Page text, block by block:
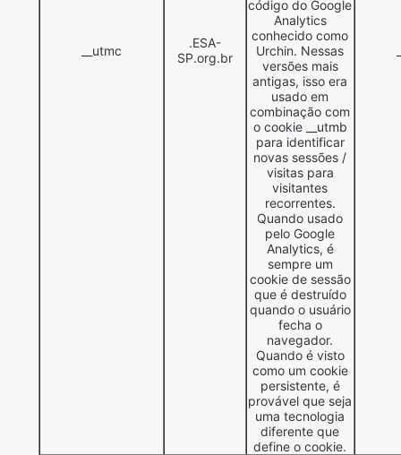
__utmc
.ESA-
SP.org.br
código do Google
Analytics
conhecido como
Urchin. Nessas
versões mais
antigas, isso era
usado em
combinação com
o cookie __utmb
para identificar
novas sessões /
visitas para
visitantes
recorrentes.
Quando usado
pelo Google
Analytics, é
sempre um
cookie de sessão
que é destruído
quando o usuário
fecha o
navegador.
Quando é visto
como um cookie
persistente, é
provável que seja
uma tecnologia
diferente que
define o cookie.